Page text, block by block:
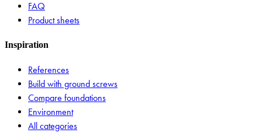
FAQ
Product sheets
Inspiration
References
Build with ground screws
Compare foundations
Environment
All categories